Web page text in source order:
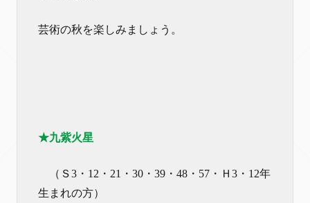
芸術の秋を楽しみましょう。
★九紫火星
（Ｓ3・12・21・30・39・48・57・Ｈ3・12年
生まれの方）